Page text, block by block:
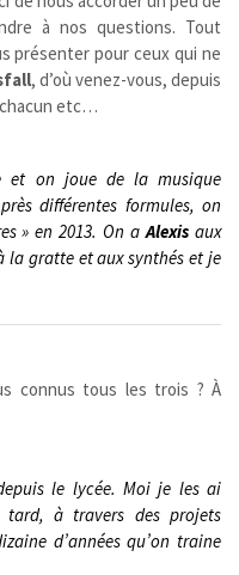
à nos questions. Tout
présenter pour ceux qui ne
, d’où venez-vous, depuis
etc…
et on joue de la musique
différentes formules, on
» en 2013. On aAlexis aux
la gratte et aux synthés et je
connus tous les trois ? À
le lycée. Moi je les ai
à travers des projets
d’années qu’on traine